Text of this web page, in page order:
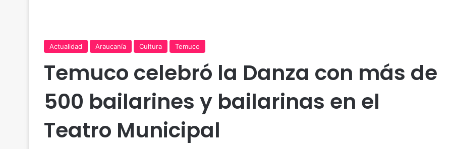
Actualidad Araucanía Cultura Temuco
Temuco celebró la Danza con más de
500 bailarines y bailarinas en el
Teatro Municipal